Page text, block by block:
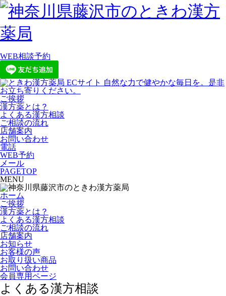
WEB相談予約
ご挨拶
漢方薬とは？
よくある漢方相談
ご相談の流れ
店舗案内
お問い合わせ
電話
WEB予約
メール
PAGETOP
MENU
ホーム
ご挨拶
漢方薬とは？
よくある漢方相談
ご相談の流れ
店舗案内
お知らせ
お客様の声
お取り扱い商品
お問い合わせ
会員専用ページ
よくある漢方相談